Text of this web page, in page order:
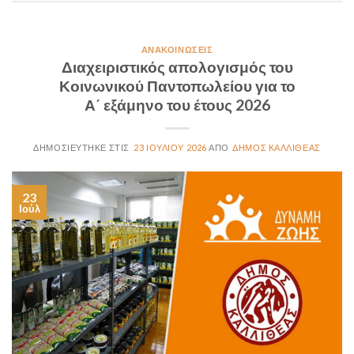
ΑΝΑΚΟΙΝΏΣΕΙΣ
Διαχειριστικός απολογισμός του
Κοινωνικού Παντοπωλείου για το
Α΄ εξάμηνο του έτους 2026
23 ΙΟΥΛΊΟΥ 2026 ΔΉΜΟΣ ΚΑΛΛΙΘΈΑΣ
23
Ιούλ